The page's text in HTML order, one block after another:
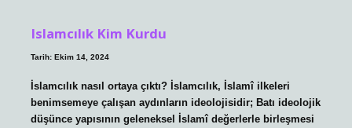
Islamcılık Kim Kurdu
Tarih: Ekim 14, 2024
İslamcılık nasıl ortaya çıktı? İslamcılık, İslamî ilkeleri
benimsemeye çalışan aydınların ideolojisidir; Batı ideolojik
düşünce yapısının geleneksel İslamî değerlerle birleşmesi